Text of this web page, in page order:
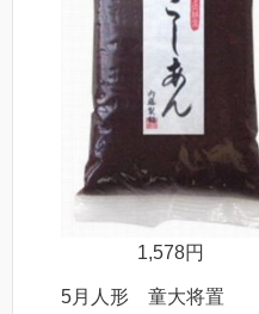
1,578円
5月人形 童大将置